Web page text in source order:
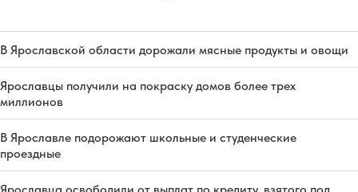
В Ярославской области дорожали мясные продукты и овощи
Ярославцы получили на покраску домов более трех
миллионов
В Ярославле подорожают школьные и студенческие
проездные